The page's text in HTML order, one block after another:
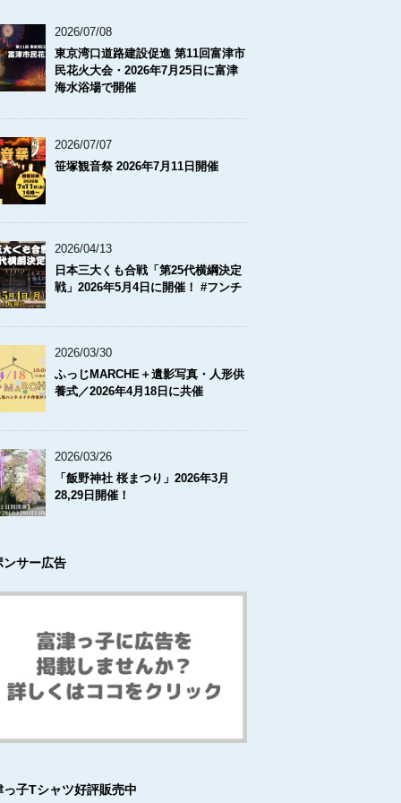
2026/07/08
東京湾口道路建設促進 第11回富津市
民花火大会・2026年7月25日に富津
海水浴場で開催
2026/07/07
笹塚観音祭 2026年7月11日開催
2026/04/13
日本三大くも合戦「第25代横綱決定
戦」2026年5月4日に開催！ #フンチ
2026/03/30
ふっじMARCHE＋遺影写真・人形供
養式／2026年4月18日に共催
2026/03/26
「飯野神社 桜まつり」2026年3月
28,29日開催！
ンサー広告
っ子Tシャツ好評販売中